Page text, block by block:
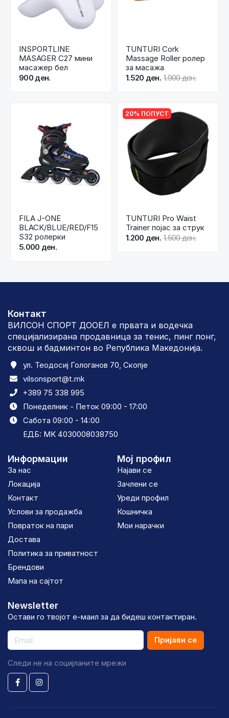
INSPORTLINE
MASAGER C27 мини
масажер бел
900 ден.
TUNTURI Cork
Massage Roller ролер
за масажа
1.520 ден. 1.900 ден.
FILA J-ONE
BLACK/BLUE/RED/F15
S32 ролерки
5.000 ден.
20% ПОПУСТ
TUNTURI Pro Waist
Trainer појас за струк
1.200 ден. 1.500 ден.
Контакт
ВИЛСОН СПОРТ ДООЕЛ е првата и водечка
специјализирана продавница за тенис, пинг понг,
сквош и бадминтон во Република Македонија.
ул. Теодосиј Гологанов 70, Скопје
vilsonsport@t.mk
+389 75 338 995
Понеделник - Петок 09:00 - 17:00
Сабота 09:00 - 14:00
ЕДБ: MK 4030008038750
Информации
За нас
Локација
Контакт
Услови за продажба
Повраток на пари
Достава
Политика за приватност
Брендови
Мапа на сајтот
Мој профил
Најави се
Зачлени се
Уреди профил
Кошничка
Мои нарачки
Newsletter
Остави го твојот е-маил за да бидеш контактиран.
Пријави се
Следи не на социјланите мрежи